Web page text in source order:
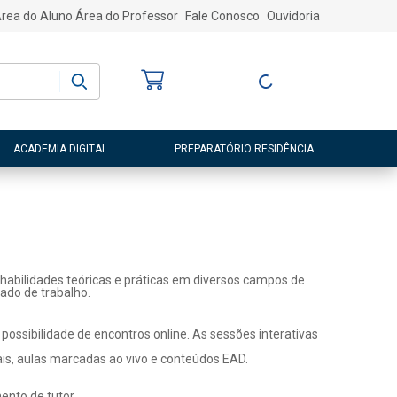
do Aluno Área do Professor Fale Conosco Ouvidoria
Entre ou Cadastre-
ACADEMIA DIGITAL PREPARATÓRIO RESIDÊNCIA
teóricas e práticas em diversos campos de
de trabalho.
de encontros online. As sessões interativas
aulas marcadas ao vivo e conteúdos EAD.